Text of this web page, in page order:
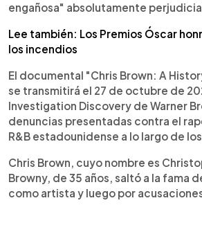
engañosa" absolutamente
Lee también: Los Premios Óscar
los incendios
El documental "Chris Brown: A
se transmitirá el 27 de octubre de
Investigation Discovery de Warner
denuncias presentadas contra el
R&B estadounidense a lo largo de
Chris Brown, cuyo nombre es
Browny, de 35 años, saltó a la fama
como artista y luego por